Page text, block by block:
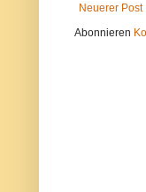
Neuerer Post
Abonnieren